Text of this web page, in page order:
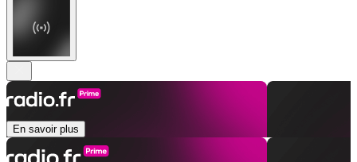
En savoir plus